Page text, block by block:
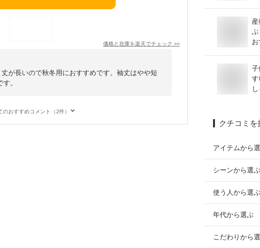
価格と在庫を楽天でチェック >>
が長いので秋冬用におすすめです。袖丈はやや短
。
のおすすめコメント（2件）
ぶ
お
子
す
クチコミを
アイテムから
シーンから選ぶ
使う人から選ぶ
年代から選ぶ
こだわりから